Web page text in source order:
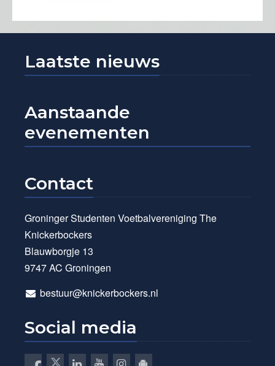
Laatste nieuws
Aanstaande
evenementen
Contact
Groninger Studenten Voetbalvereniging The
Knickerbockers
Blauwborgje 13
9747 AC Groningen
bestuur@knickerbockers.nl
Social media